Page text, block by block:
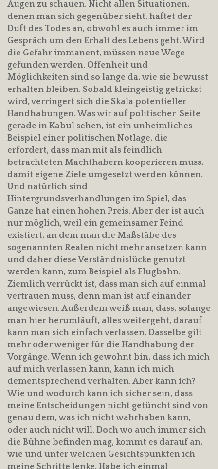
Augen zu schauen. Nicht allen Situationen,
denen man sich gegenüber sieht, haftet der
Duft des Todes an, obwohl es auch immer im
Gespräch um den Erhalt des Lebens geht. Wird
die Gefahr immanent, müssen neue Wege
gefunden werden. Offenheit und
Möglichkeiten sind so lange da, wie sie bewusst
erhalten bleiben. Sobald kleingeistig getrickst
wird, verringert sich die Skala potentieller
Handhabungen. Was wir auf politischer Seite
gerade in Kabul sehen, ist ein unheimliches
Beispiel einer politischen Notlage, die
erfordert, dass man mit als feindlich
betrachteten Machthabern kooperieren muss,
damit eigene Ziele umgesetzt werden können.
Und natürlich sind
Hintergrundsverhandlungen im Spiel, das
Ganze hat einen hohen Preis. Aber der ist auch
nur möglich, weil ein gemeinsamer Feind
existiert, an dem man die Maßstäbe des
sogenannten Realen nicht mehr ansetzen kann
und daher diese Verständnislücke genutzt
werden kann, zum Beispiel als Flugbahn.
Ziemlich verrückt ist, dass man sich auf einmal
vertrauen muss, denn man ist auf einander
angewiesen. Außerdem weiß man, dass, solange
man hier herumläuft, alles weitergeht, darauf
kann man sich einfach verlassen. Dasselbe gilt
mehr oder weniger für die Handhabung der
Vorgänge. Wenn ich gewohnt bin, dass ich mich
auf mich verlassen kann, kann ich mich
dementsprechend verhalten. Aber kann ich?
Wie und wodurch kann ich sicher sein, dass
meine Entscheidungen nicht getüncht sind von
genau dem, was ich nicht wahrhaben kann,
oder auch nicht will. Doch wo auch immer sich
die Bühne befinden mag, kommt es darauf an,
wie und unter welchen Gesichtspunkten ich
meine Schritte lenke. Habe ich einmal